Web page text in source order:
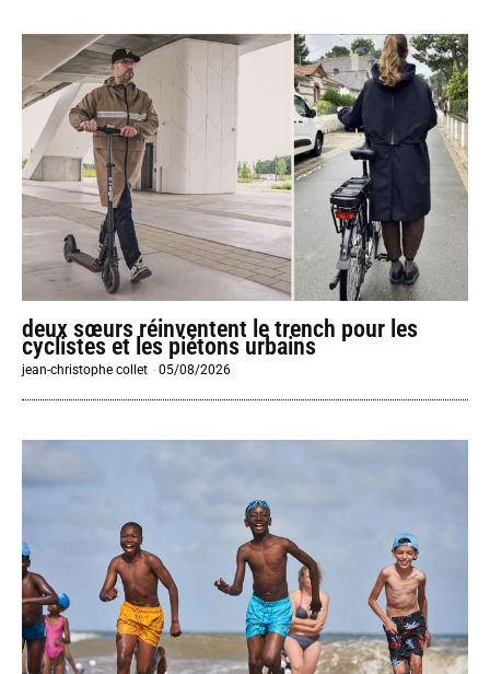
deux sœurs réinventent le trench pour les
cyclistes et les piétons urbains
jean-christophe collet -05/08/2026